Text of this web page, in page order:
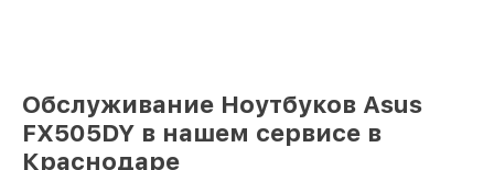
Обслуживание Ноутбуков Asus
FX505DY в нашем сервисе в
Краснодаре